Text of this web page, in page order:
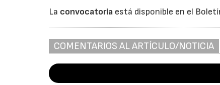
La convocatoria está disponible en el
COMENTARIOS AL ARTÍCULO/NOTICIA